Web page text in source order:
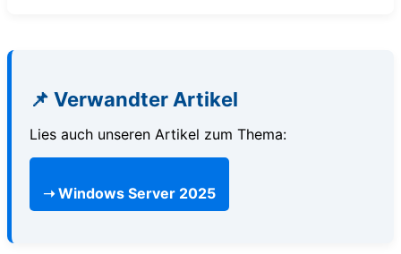
📌 Verwandter Artikel
Lies auch unseren Artikel zum Thema:
➝ Windows Server 2025